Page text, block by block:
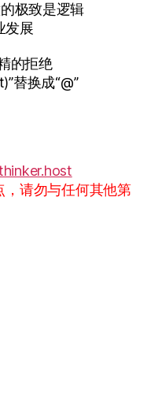
极致是逻辑
发展
的拒绝
替换成“@”
，请勿与任何其他第